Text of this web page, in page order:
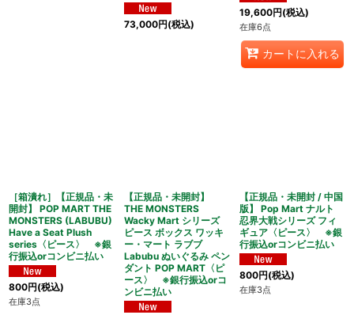
73,000円(税込)
19,600円(税込)
在庫6点
カートに入れる
［箱潰れ］【正規品・未
開封】 POP MART THE
MONSTERS (LABUBU)
Have a Seat Plush
series〈ピース〉 ※銀
行振込orコンビニ払い
800円(税込)
在庫3点
【正規品・未開封】
THE MONSTERS
Wacky Mart シリーズ
ピース ボックス ワッキ
ー・マート ラブブ
Labubu ぬいぐるみ ペン
ダント POP MART〈ピ
ース〉 ※銀行振込orコ
ンビニ払い
【正規品・未開封 / 中国
版】 Pop Mart ナルト
忍界大戦シリーズ フィ
ギュア〈ピース〉 ※銀
行振込orコンビニ払い
800円(税込)
在庫3点